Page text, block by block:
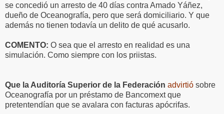
se concedió un arresto de 40 días contra Amado Yáñez,
dueño de Oceanografía, pero que será domiciliario. Y que
además no tienen todavía un delito de qué acusarlo.
COMENTO: O sea que el arresto en realidad es una
simulación. Como siempre con los priistas.
Que la Auditoría Superior de la Federación advirtió sobre
Oceanografía por un préstamo de Bancomext que
pretentendían que se avalara con facturas apócrifas.